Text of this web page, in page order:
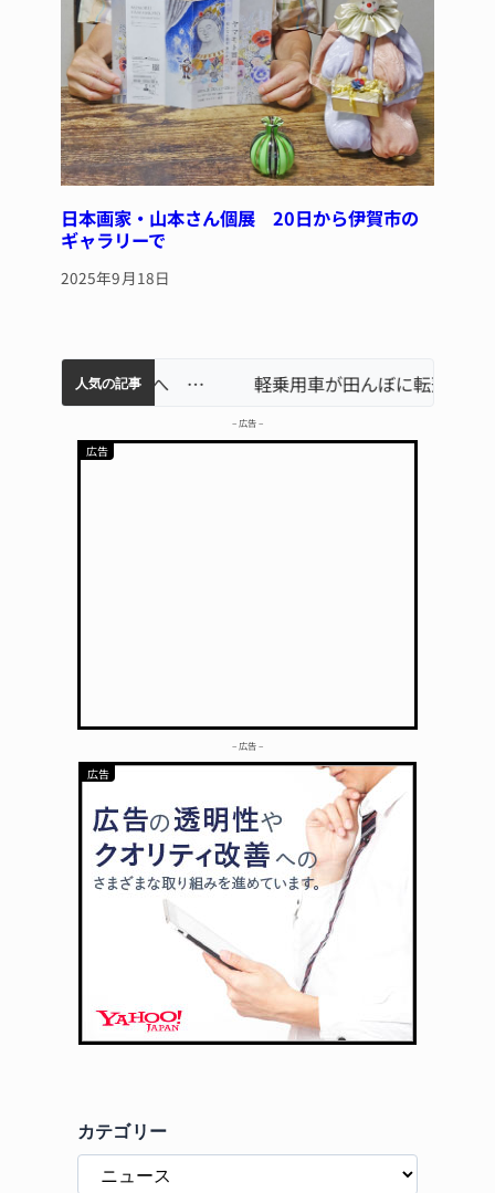
日本画家・山本さん個展 20日から伊賀市の
ギャラリーで
2025年9月18日
人気の記事 軽乗用車が田んぼに転落 運転の70歳女性死亡 伊賀市で
中学校の陶壁モニュメント 地元建設会社がボランティアで清掃 伊賀名張市立病院のDMAT、熊本地震の被災地へ 能登以来3回目の派遣
【インターハイ⑨】ソフトテニス ミス減らし上位狙う 近大高専
リレーで東海中学総体へ 伊賀・名張
– 広告 –
– 広告 –
カテゴリー